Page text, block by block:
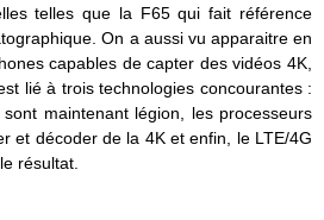
telles que la F65 qui fait référence
On a aussi vu apparaitre en
capables de capter des vidéos 4K,
lié à trois technologies concourantes :
maintenant légion, les processeurs
et décoder de la 4K et enfin, le LTE/4G
résultat.